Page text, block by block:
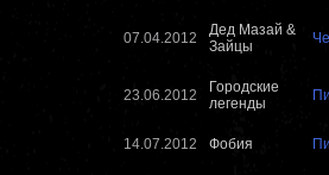
07.04.2012
Дед Мазай &
Зайцы
23.06.2012
Городские
легенды
14.07.2012 Фобия